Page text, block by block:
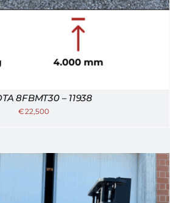
8FBMT30 – 11938
€22,500